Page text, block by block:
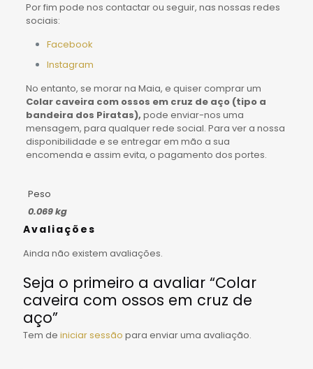
Por fim pode nos contactar ou seguir, nas nossas redes
sociais:
Facebook
Instagram
No entanto, se morar na Maia, e quiser comprar um
Colar caveira com ossos em cruz de aço (tipo a
bandeira dos Piratas), pode enviar-nos uma
mensagem, para qualquer rede social. Para ver a nossa
disponibilidade e se entregar em mão a sua
encomenda e assim evita, o pagamento dos portes.
Peso
0.069 kg
Avaliações
Ainda não existem avaliações.
Seja o primeiro a avaliar “Colar
caveira com ossos em cruz de
aço”
Tem de iniciar sessão para enviar uma avaliação.